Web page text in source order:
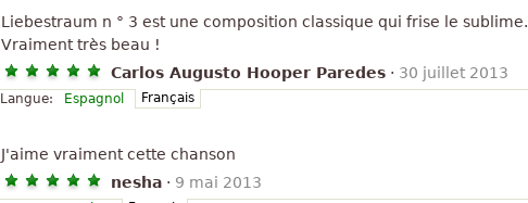
Liebestraum n ° 3 est une composition classique qui frise le sublime.
Vraiment très beau !
Carlos Augusto Hooper Paredes · 30 juillet 2013
Langue: Espagnol Français
J'aime vraiment cette chanson
nesha · 9 mai 2013